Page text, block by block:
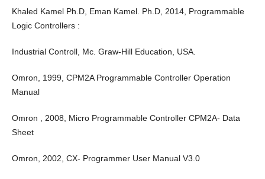
Khaled Kamel Ph.D, Eman Kamel. Ph.D, 2014, Programmable
Logic Controllers :
Industrial Controll, Mc. Graw-Hill Education, USA.
Omron, 1999, CPM2A Programmable Controller Operation
Manual
Omron , 2008, Micro Programmable Controller CPM2A- Data
Sheet
Omron, 2002, CX- Programmer User Manual V3.0